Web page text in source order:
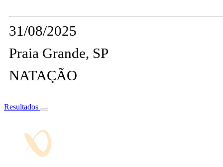
31/08/2025
Praia Grande, SP
NATAÇÃO
Resultados